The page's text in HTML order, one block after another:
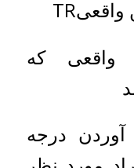
واقعی که
درجه